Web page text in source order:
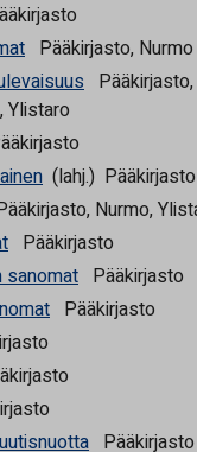
Pääkirjasto, Nurmo
Ylistaro
(lahj.) Pääkirjasto
Nurmo,
Pääkirjasto
sanomat Pääkirjasto
Pääkirjasto
Pääkirjasto